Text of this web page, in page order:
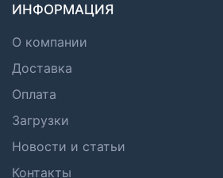
ИНФОРМАЦИЯ
О компании
Доставка
Оплата
Загрузки
Новости и статьи
Контакты